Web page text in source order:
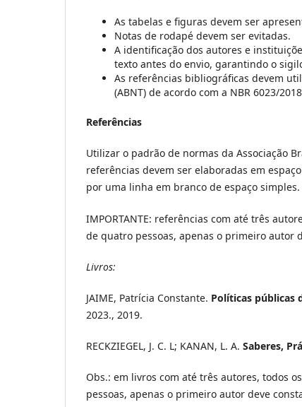
As tabelas e figuras devem ser
Notas de rodapé devem ser evitadas.
A identificação dos autores e
texto antes do envio, garantindo o
As referências bibliográficas devem
(ABNT) de acordo com a NBR 6023/
Referências
Utilizar o padrão de normas da Associação
referências devem ser elaboradas em
por uma linha em branco de espaço
IMPORTANTE: referências com até três
de quatro pessoas, apenas o primeiro autor
Livros:
JAIME, Patrícia Constante. Políticas públicas
2023., 2019.
RECKZIEGEL, J. C. L; KANAN, L. A. Saberes,
Obs.: em livros com até três autores, todos
pessoas, apenas o primeiro autor deve